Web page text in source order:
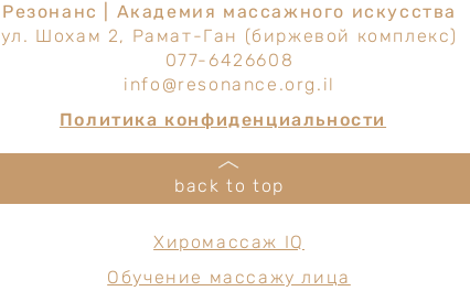
Резонанс | Академия массажного искусства
ул. Шохам 2, Рамат-Ган (биржевой комплекс)
077-6426608
info@resonance.org.il
Политика конфиденциальности
back to top
Хиромассаж IQ
Обучение массажу лица